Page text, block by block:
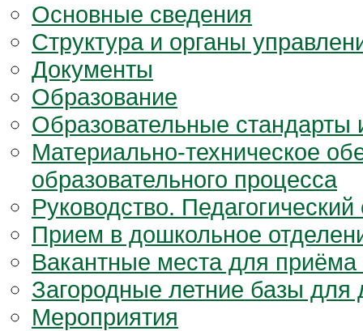
Основные сведения
Структура и органы
Документы
Образование
Образовательные стандарты
Материально-техническое
образовательного процесса
Руководство. Педагогический
Прием в дошкольное
Вакантные места для приёма
Загородные летние базы для
Мероприятия